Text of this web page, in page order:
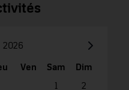
2026
Ven Sam
Dim
1
2